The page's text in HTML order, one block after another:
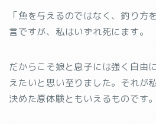
「魚を与えるのではなく、釣り方
言ですが、私はいずれ死にます。
だからこそ娘と息子には強く自由
えたいと思い至りました。それが
決めた原体験ともいえるものです。